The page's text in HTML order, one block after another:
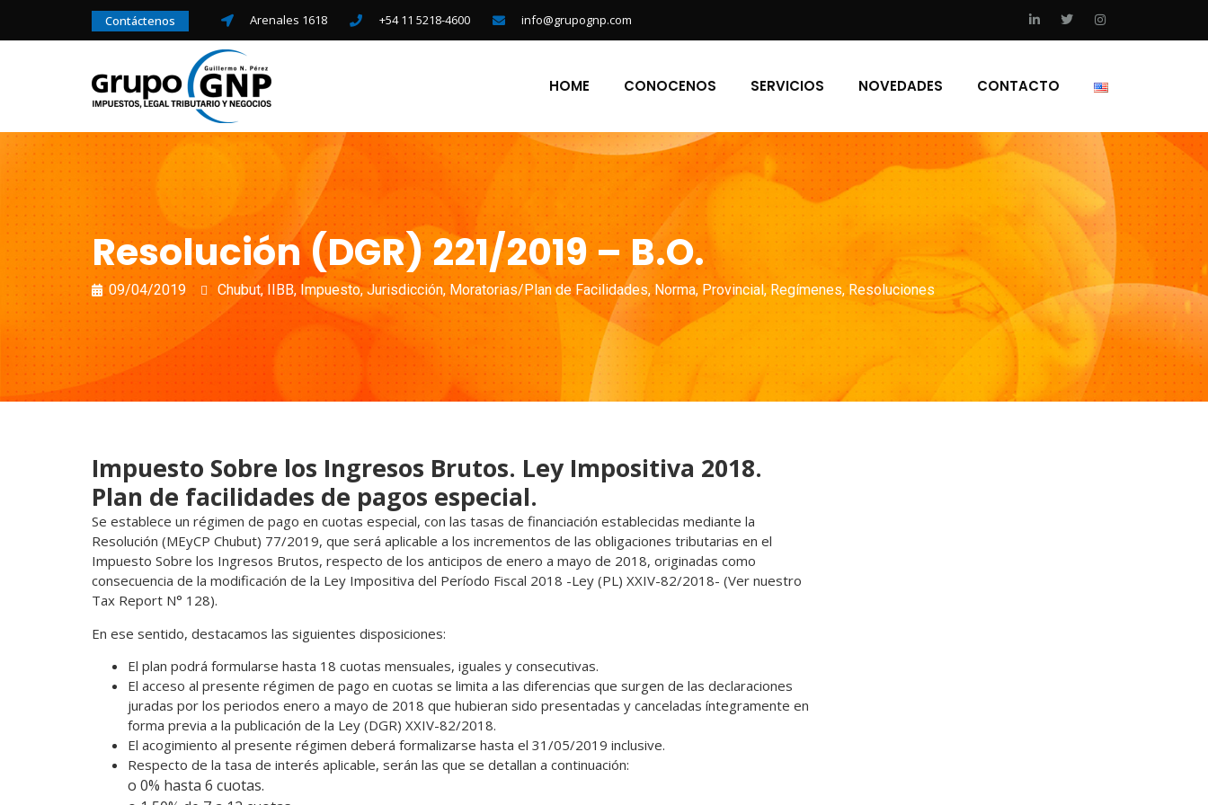
Contáctenos Arenales 1618 +54 11 5218-4600 info@grupognp.com
HOME CONOCENOS SERVICIOS NOVEDADES CONTACTO
Resolución (DGR) 221/2019 – B.O.
09/04/2019 Chubut, IIBB, Impuesto,Jurisdicción,Moratorias/Plan de Facilidades,Norma, Provincial,Regímenes, Resoluciones
Impuesto Sobre los Ingresos Brutos. Ley Impositiva 2018.
Plan de facilidades de pagos especial.
Se establece un régimen de pago en cuotas especial, con las tasas de financiación establecidas mediante la
Resolución (MEyCP Chubut) 77/2019, que será aplicable a los incrementos de las obligaciones tributarias en el
Impuesto Sobre los Ingresos Brutos, respecto de los anticipos de enero a mayo de 2018, originadas como
consecuencia de la modificación de la Ley Impositiva del Período Fiscal 2018 -Ley (PL) XXIV-82/2018- (Ver nuestro
Tax Report N° 128).
En ese sentido, destacamos las siguientes disposiciones:
El plan podrá formularse hasta 18 cuotas mensuales, iguales y consecutivas.
El acceso al presente régimen de pago en cuotas se limita a las diferencias que surgen de las declaraciones
juradas por los periodos enero a mayo de 2018 que hubieran sido presentadas y canceladas íntegramente en
forma previa a la publicación de la Ley (DGR) XXIV-82/2018.
El acogimiento al presente régimen deberá formalizarse hasta el 31/05/2019 inclusive.
Respecto de la tasa de interés aplicable, serán las que se detallan a continuación:
o 0% hasta 6 cuotas.